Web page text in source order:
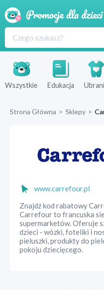
Wszystkie Edukacja
Strona Główna > Sklepy >
www.carrefour.pl
Znajdź kod rabatowy
Carrefour to francuska
supermarketów. Oferuje
dzieci - wózki, foteliki i
pieluszki, produkty do
pokoju dziecięcego.